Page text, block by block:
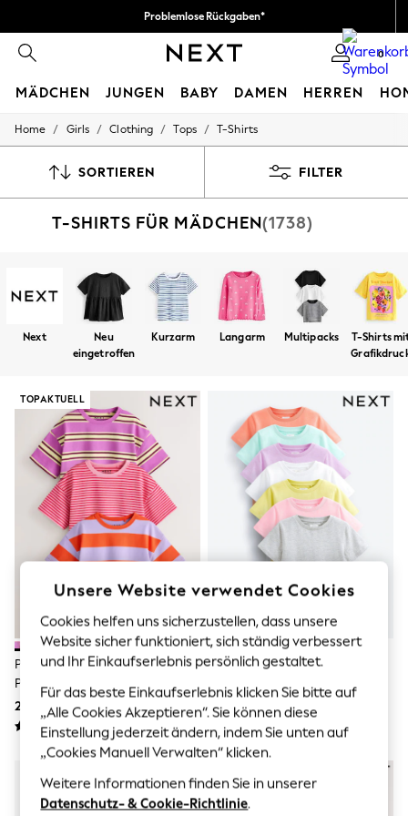
Problemlose Rückgaben*
0
MÄDCHEN JUNGEN BABY DAMEN HERREN
HOLIDAY SHOP
All Swimwear
Beach Dresses & Kaftans
Sliders
Jumpsuits & Playsuits
Linen Collection
Sandals
Shorts
Trousers
T-Shirts & Vests
Sunglasses
Men's Holiday Shop
All Swimwear
Accessories
Bags & Luggage
Footwear
Hats
Linen Collection
Loafers
Sandals & Flipflops
Shorts
Sunglasses
T-Shirts
Vests
Boys Holiday Shop
All Swimwear
Ponchos & Toweling sets
Sun Hats & Caps
Polo Shirts
Rash Vests
Sandals & Sliders
Shirts
Home / Girls / Clothing / Tops / T-Shirts
SORTIEREN FILTER
T-SHIRTS FÜR MÄDCHEN(1738)
Next
Neu
eingetroffen
Kurzarm Langarm Multipacks
T-Shirts
TOPAKTUELL
Pink/Lila Gestreift - T-Shirts 3
Pack (3mths-7yrs)
21 € - 27 €
Multi, Pastelltöne, Einfarbig - T-
Shirts Im 7er-Pack (3–16 J.)
31 € - 48 €
Unsere Website verwendet Cookies
Cookies helfen uns sicherzustellen, dass unsere
Website sicher funktioniert, sich ständig verbessert
und Ihr Einkaufserlebnis persönlich gestaltet.
Für das beste Einkaufserlebnis klicken Sie bitte auf
„Alle Cookies Akzeptieren“. Sie können diese
Einstellung jederzeit ändern, indem Sie unten auf
„Cookies Manuell Verwalten“ klicken.
Weitere Informationen finden Sie in unserer
Datenschutz- & Cookie-Richtlinie.